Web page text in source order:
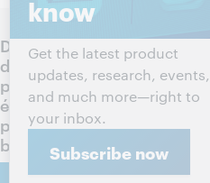
know
Get the latest product
updates, research, events,
and much more—right to
your inbox.
Subscribe now
Discutez
des
prochaines
étapes
pour votre
bibliothèque
Produits
Recherche et
référence
Métadonnées